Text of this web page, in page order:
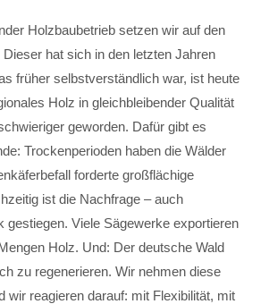
Holzbaubetrieb setzen wir auf den
hat sich in den letzten Jahren
früher selbstverständlich war, ist heute
Holz in gleichbleibender Qualität
geworden. Dafür gibt es
Trockenperioden haben die Wälder
forderte großflächige
ist die Nachfrage – auch
gestiegen. Viele Sägewerke exportieren
Holz. Und: Der deutsche Wald
zu regenerieren. Wir nehmen diese
wir reagieren darauf: mit Flexibilität, mit